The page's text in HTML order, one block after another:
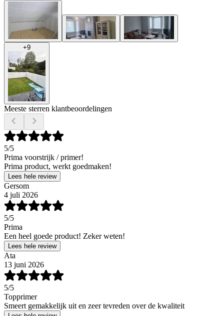
+9
Meeste sterren klantbeoordelingen
5/5
Prima voorstrijk / primer!
Prima product, werkt goedmaken!
Lees hele review
Gersom
4 juli 2026
5/5
Prima
Een heel goede product! Zeker weten!
Lees hele review
Ata
13 juni 2026
5/5
Topprimer
Smeert gemakkelijk uit en zeer tevreden over de kwaliteit